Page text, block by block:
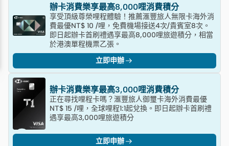
辦卡消費樂享最高8,000哩消費積分
享受頂級尊榮哩程體驗！推薦滙豐旅人無限卡海外消
費最優NT$ 10 /哩，免費機場接送4次/貴賓室8次。
即日起辦卡首刷禮遇享最高8,000哩旅遊積分，相當
於港澳單程機票乙張。
立即申辦
辦卡消費樂享最高3,000哩消費積分
正在尋找哩程卡嗎？滙豐旅人御璽卡海外消費最優
NT$ 15 /哩，全球哩程1:1起兌換。即日起辦卡首刷禮
遇享最高3,000哩旅遊積分
立即申辦